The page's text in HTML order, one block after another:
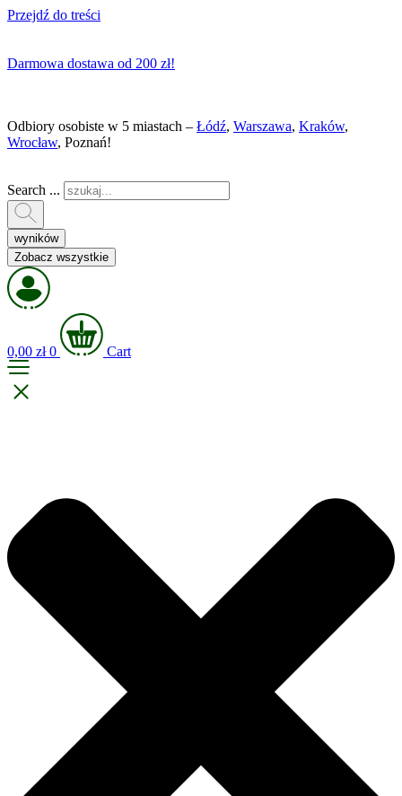
Przejdź do treści
Darmowa dostawa od 200 zł!
Odbiory osobiste w 5 miastach – Łódź, Warszawa, Kraków,
Wrocław, Poznań!
Search ...
wyników
Zobacz wszystkie
0,00 zł 0 Cart